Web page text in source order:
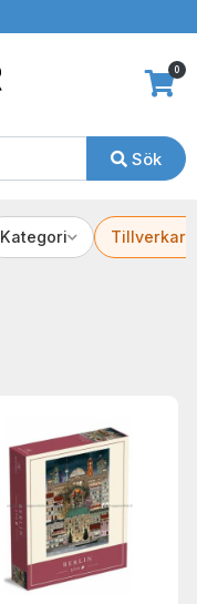
Sök
0
Kategori Tillverkare